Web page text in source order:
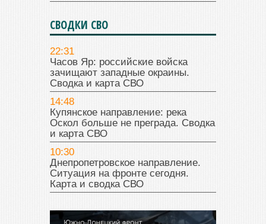
СВОДКИ СВО
22:31
Часов Яр: российские войска
зачищают западные окраины.
Сводка и карта СВО
14:48
Купянское направление: река
Оскол больше не преграда. Сводка
и карта СВО
10:30
Днепропетровское направление.
Ситуация на фронте сегодня.
Карта и сводка СВО